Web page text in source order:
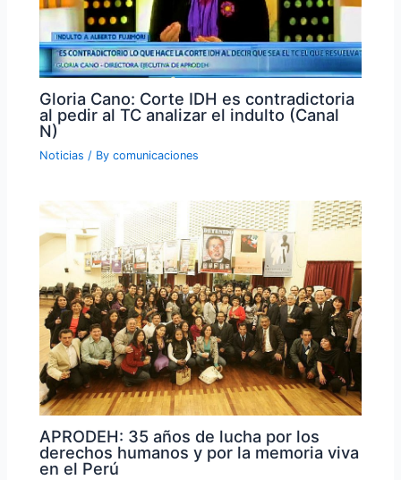
Gloria Cano: Corte IDH es contradictoria
al pedir al TC analizar el indulto (Canal
N)
Noticias / Bycomunicaciones
APRODEH: 35 años de lucha por los
derechos humanos y por la memoria viva
en el Perú